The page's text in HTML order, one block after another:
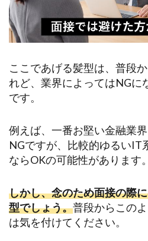
ここであげる髪型は、普段
れど、業界によってはNGに
です。
例えば、一番お堅い金融業
NGですが、比較的ゆるいIT
ならOKの可能性があります。
しかし、念のため面接の際
型でしょう。普段からこの
は気を付けてください。